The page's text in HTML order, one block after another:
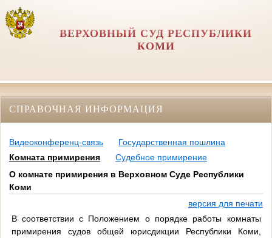
ВЕРХОВНЫЙ СУД РЕСПУБЛИКИ
КОМИ
СПРАВОЧНАЯ ИНФОРМАЦИЯ
Видеоконференц-связь
Государственная пошлина
Комната примирения
Судебное примирение
О комнате примирения в Верховном Суде Республики
Коми
версия для печати
В соответствии с Положением о порядке работы комнаты
примирения судов общей юрисдикции Республики Коми,